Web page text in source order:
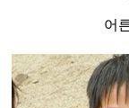
어